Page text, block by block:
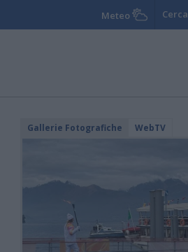
Meteo Cerca
Gallerie Fotografiche WebTV